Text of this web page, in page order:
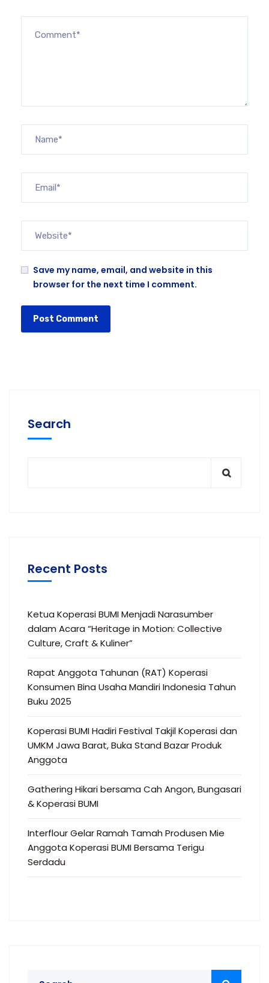
Save my name, email, and website in this
browser for the next time I comment.
Search
Recent Posts
Ketua Koperasi BUMI Menjadi Narasumber
dalam Acara “Heritage in Motion: Collective
Culture, Craft & Kuliner”
Rapat Anggota Tahunan (RAT) Koperasi
Konsumen Bina Usaha Mandiri Indonesia Tahun
Buku 2025
Koperasi BUMI Hadiri Festival Takjil Koperasi dan
UMKM Jawa Barat, Buka Stand Bazar Produk
Anggota
Gathering Hikari bersama Cah Angon, Bungasari
& Koperasi BUMI
Interflour Gelar Ramah Tamah Produsen Mie
Anggota Koperasi BUMI Bersama Terigu
Serdadu